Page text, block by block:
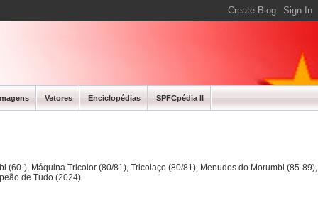
Vetores Enciclopédias SPFCpédia II
), Máquina Tricolor (80/81), Tricolaço (80/81), Menudos do Morumbi (85-
de Tudo (2024).